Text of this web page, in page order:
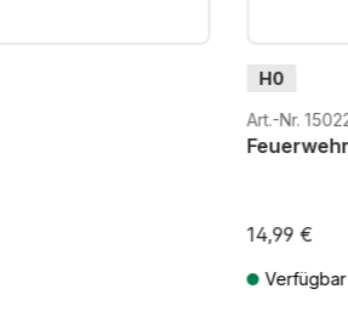
H0
Art.-Nr.
Feuerwehr
14,99 €
Verfügbar